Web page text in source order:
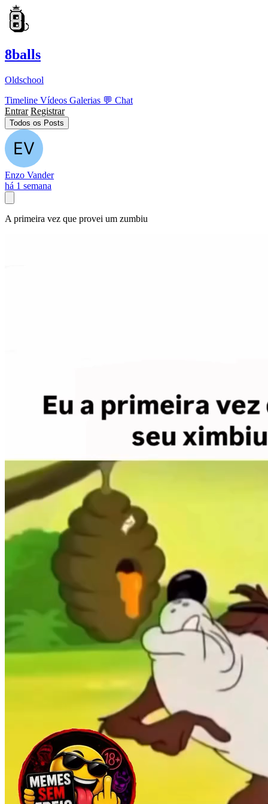
8balls
Oldschool
Timeline Vídeos Galerias 💬 Chat
Entrar Registrar
Todos os Posts
Enzo Vander
há 1 semana
A primeira vez que provei um zumbiu